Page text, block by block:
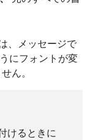
、メッセージで
にフォントが変
ん。
けるときに